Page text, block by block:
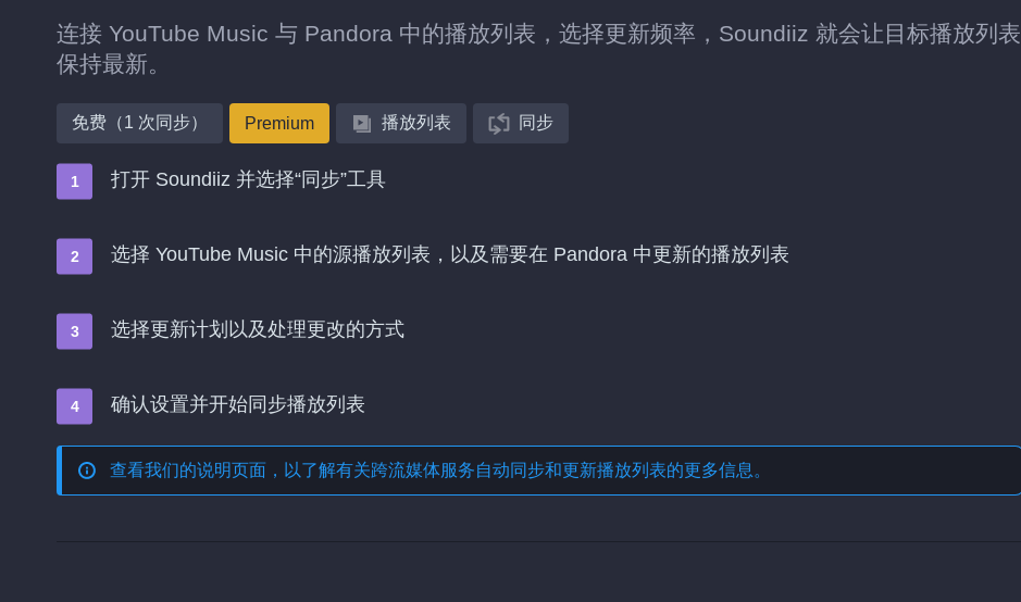
连接 YouTube Music 与 Pandora 中的播放列表，选择更新频率，Soundiiz 就会让目标播放列表
保持最新。
免费（1 次同步） Premium 播放列表 同步
打开 Soundiiz 并选择“同步”工具
选择 YouTube Music 中的源播放列表，以及需要在 Pandora 中更新的播放列表
选择更新计划以及处理更改的方式
确认设置并开始同步播放列表
查看我们的说明页面，以了解有关跨流媒体服务自动同步和更新播放列表的更多信息。